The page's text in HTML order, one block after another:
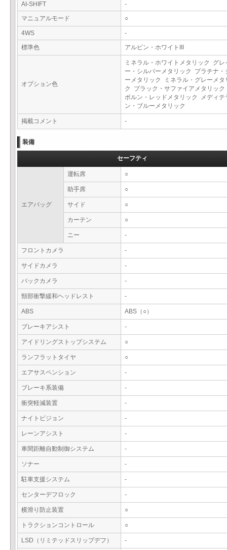
AI-SHIFT
-
マニュアルモード
○
4WS
-
標準色
アルピン・ホワイトIII
オプション色
ミネラル・ホワイトメタリック グレ
ー・シルバーメタリック プラチナ・
ーメタリック ミネラル・グレーメタ
ク ブラック・サファイアメタリッ
ボルン・レッドメタリック メディテ
ン・ブルーメタリック
掲載コメント -
装備
セーフティ
エアバッグ
運転席 ○
助手席 ○
サイド ○
カーテン ○
ニー -
フロントカメラ -
サイドカメラ -
バックカメラ -
頸部衝撃緩和ヘッドレスト -
ABS ABS（○）
ブレーキアシスト -
アイドリングストップシステム ○
ランフラットタイヤ ○
エアサスペンション -
ブレーキ系装備 -
衝突軽減装置 -
ナイトビジョン -
レーンアシスト -
車間距離自動制御システム -
ソナー -
駐車支援システム -
センターデフロック -
横滑り防止装置 ○
トラクションコントロール ○
LSD（リミテッドスリップデフ） -